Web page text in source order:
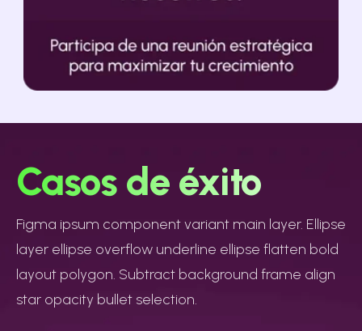
Casos de éxito
Figma ipsum component variant main layer. Ellipse
layer ellipse overflow underline ellipse flatten bold
layout polygon. Subtract background frame align
star opacity bullet selection.